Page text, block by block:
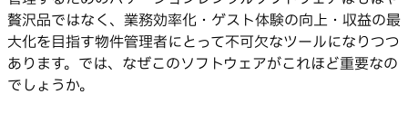
贅沢品ではなく、業務効率化・ゲスト体験の向上・収益の最
大化を目指す物件管理者にとって不可欠なツールになりつつ
あります。では、なぜこのソフトウェアがこれほど重要なの
でしょうか。